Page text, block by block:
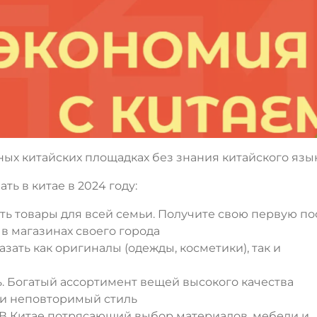
китайских площадках без знания китайского
в китае в 2024 году:
товары для всей семьи. Получите свою первую
магазинах своего города
как оригиналы (одежды, косметики), так и
Богатый ассортимент вещей высокого качества
неповторимый стиль